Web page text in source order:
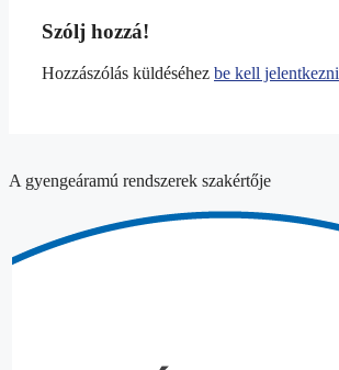
Szólj hozzá!
Hozzászólás küldéséhez be kell jelentkezni
A gyengeáramú rendszerek szakértője